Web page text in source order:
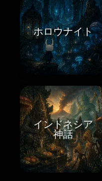
ホロウナイト
インドネシア
神話